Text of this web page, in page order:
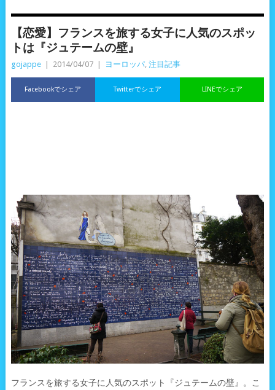
【恋愛】フランスを旅する女子に人気のスポッ
トは『ジュテームの壁』
gojappe 2014/04/07 ヨーロッパ, 注目記事
Facebookでシェア LINEでシェア
Twitterでシェア
フランスを旅する女子に人気のスポット『ジュテームの壁』。こ